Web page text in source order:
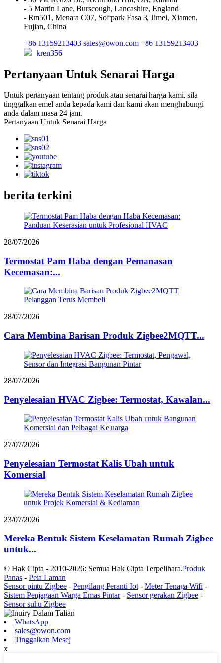
- 5 Martin Lane, Burscough, Lancashire, England
- Rm501, Menara C07, Softpark Fasa 3, Jimei, Xiamen,
Fujian, China
+86 13159213403 sales@owon.com +86 13159213403
kren356
Pertanyaan Untuk Senarai Harga
Untuk pertanyaan tentang produk atau senarai harga kami, sila
tinggalkan emel anda kepada kami dan kami akan menghubungi
anda dalam masa 24 jam.
Pertanyaan Untuk Senarai Harga
berita terkini
28/07/2026
Termostat Pam Haba dengan Pemanasan
Kecemasan:...
28/07/2026
Cara Membina Barisan Produk Zigbee2MQTT...
28/07/2026
Penyelesaian HVAC Zigbee: Termostat, Kawalan...
27/07/2026
Penyelesaian Termostat Kalis Ubah untuk
Komersial
23/07/2026
Mereka Bentuk Sistem Keselamatan Rumah Zigbee
untuk...
© Hak Cipta - 2010-2026: Semua Hak Cipta Terpelihara.Produk
Panas - Peta Laman
Sensor pintu Zigbee - Pengilang Peranti Iot - Meter Tenaga Wifi -
Sistem Penjagaan Warga Emas Pintar- Sensor gerakan Zigbee -
Sensor suhu Zigbee
WhatsApp
sales@owon.com
Tinggalkan Mesej
x